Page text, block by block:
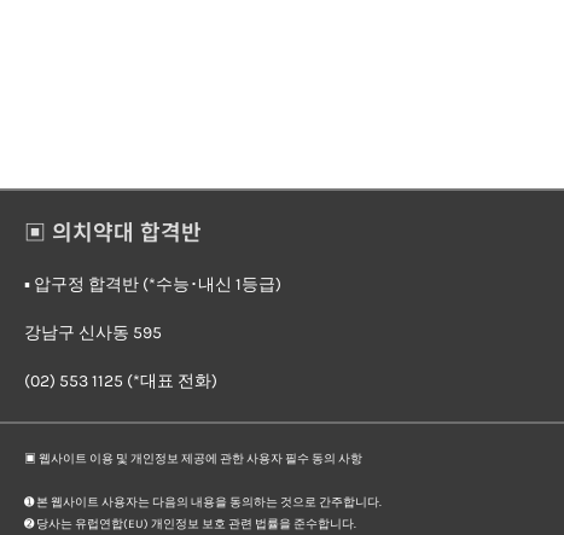
▣ 의치약대 합격반
▪︎ 압구정 합격반 (*수능･내신 1등급)
강남구 신사동 595
(02) 553 1125 (*대표 전화)
▣ 웹사이트 이용 및 개인정보 제공에 관한 사용자 필수 동의 사항
➊ 본 웹사이트 사용자는 다음의 내용을 동의하는 것으로 간주합니다.
➋ 당사는 유럽연합(EU) 개인정보 보호 관련 법률을 준수합니다.